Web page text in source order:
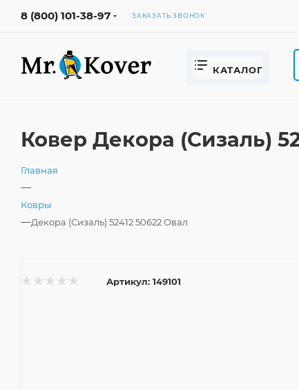
8 (800) 101-38-97 ЗАКАЗАТЬ ЗВОНОК
КАТАЛОГ
Ковер Декора (Сизаль)
Главная
—
Ковры
—Декора (Сизаль) 52412 50622 Овал
Артикул: 149101